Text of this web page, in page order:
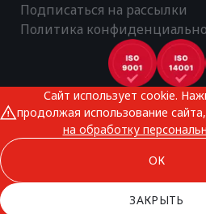
Подписаться на рассылки
Политика
CTR ©
Все права
Сайт использует cookie.
продолжая использование
на обработку
ОК
ЗАКРЫТЬ